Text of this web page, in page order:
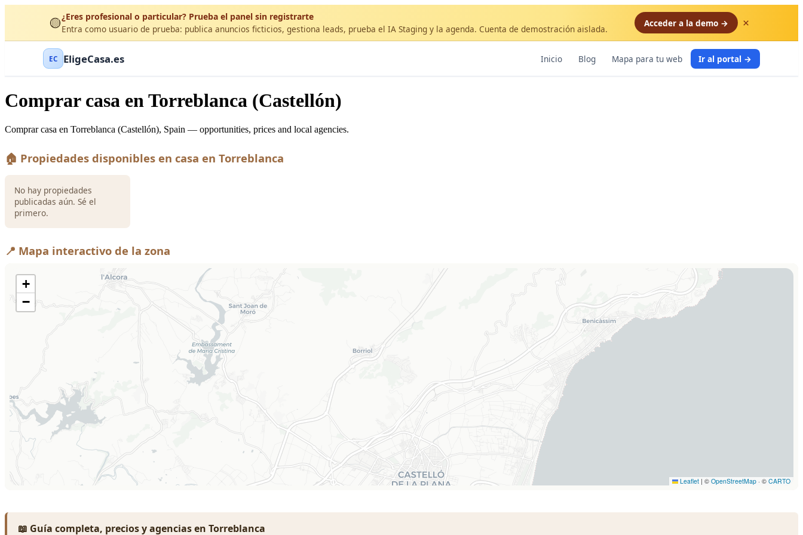
🟡¿Eres profesional o particular? Prueba el panel sin registrarte
Entra como usuario de prueba: publica anuncios ficticios, gestiona leads, prueba el IA Staging y la agenda. Cuenta de demostración aislada.
Acceder a la demo → ×
EC EligeCasa.es Inicio Blog Mapa para tu web Ir al portal →
Comprar casa en Torreblanca (Castellón)
Comprar casa en Torreblanca (Castellón), Spain — opportunities, prices and local agencies.
🏠 Propiedades disponibles en casa en Torreblanca
No hay propiedades
publicadas aún. Sé el
primero.
📍 Mapa interactivo de la zona
📖 Guía completa, precios y agencias en Torreblanca